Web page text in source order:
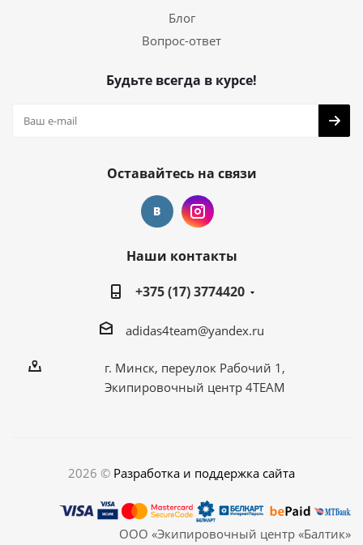
Блог
Вопрос-ответ
Будьте всегда в курсе!
Оставайтесь на связи
Наши контакты
+375 (17) 3774420
adidas4team@yandex.ru
г. Минск, переулок Рабочий 1,
Экипировочный центр 4TEAM
2026 © Разработка и поддержка сайта
ООО «Экипировочный центр «Балтик»